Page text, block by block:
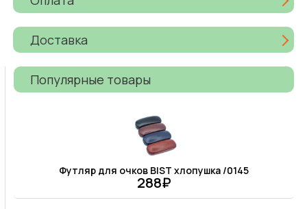
Доставка
Популярные товары
Футляр для очков BIST хлопушка /0145
288₽